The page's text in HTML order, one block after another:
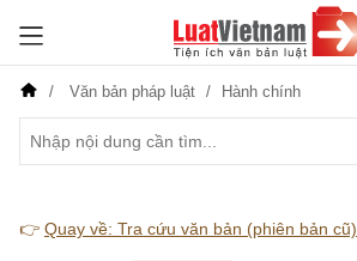
Văn bản pháp luật Hành chính
👉 Quay về: Tra cứu văn bản (phiên bản cũ)